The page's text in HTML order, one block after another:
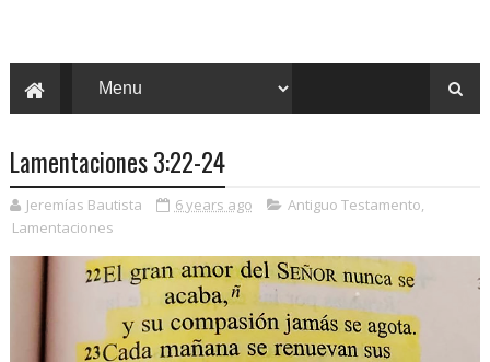
Lamentaciones 3:22-24
Jeremías Bautista 6 years ago Antiguo Testamento,
Lamentaciones